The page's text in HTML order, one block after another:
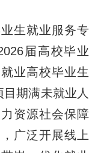
生就业服务专
届高校毕业
业高校毕业生
目期满未就业人
资源社会保障
广泛开展线上